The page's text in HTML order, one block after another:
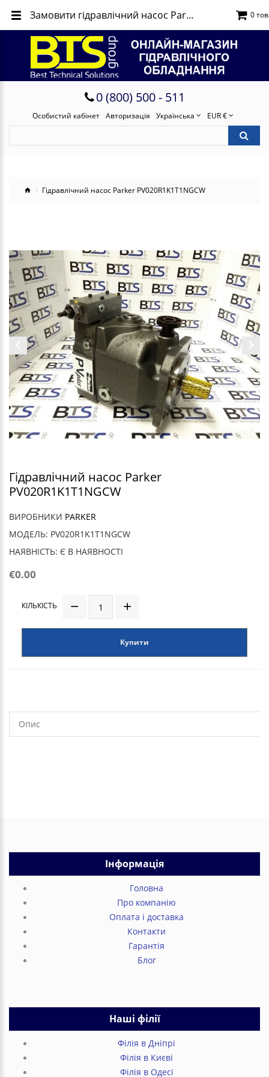
0 (800) 500 - 511
Особистий кабінет Авторизація Українська EUR €
0
Гідравлічний насос Parker PV020R1K1T1NGCW
Гідравлічний насос Parker
PV020R1K1T1NGCW
ВИРОБНИКИ PARKER
МОДЕЛЬ: PV020R1K1T1NGCW
НАЯВНІСТЬ: Є В НАЯВНОСТІ
€0.00
КІЛЬКІСТЬ
Купити
Опис
Інформація
Головна
Про компанію
Оплата і доставка
Контакти
Гарантія
Блог
Наші філії
Філія в Дніпрі
Філія в Києві
Філія в Одесі
Замовити гідравлічний насос Parker PV020R1K1T1NGCW